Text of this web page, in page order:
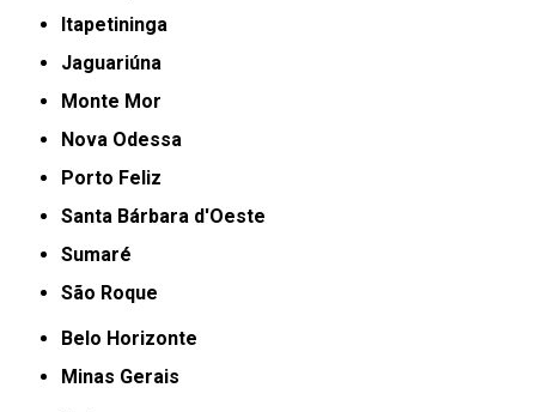
Itapetininga
Jaguariúna
Monte Mor
Nova Odessa
Porto Feliz
Santa Bárbara d'Oeste
Sumaré
São Roque
Belo Horizonte
Minas Gerais